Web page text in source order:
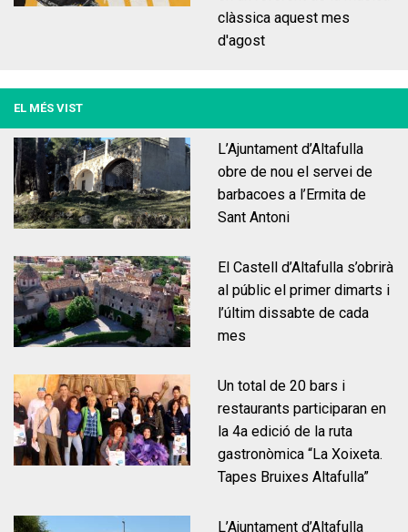
La casa de la vila
Fem un cafè amb Alcaldia
Organització
Serveis
Educació
Autoconsum
clàssica aquest mes
d'agost
EL MÉS VIST
L’Ajuntament d’Altafulla
obre de nou el servei de
barbacoes a l’Ermita de
Sant Antoni
El Castell d’Altafulla s’obrirà
al públic el primer dimarts i
l’últim dissabte de cada
mes
Un total de 20 bars i
restaurants participaran en
la 4a edició de la ruta
gastronòmica “La Xoixeta.
Tapes Bruixes Altafulla”
L’Ajuntament d’Altafulla